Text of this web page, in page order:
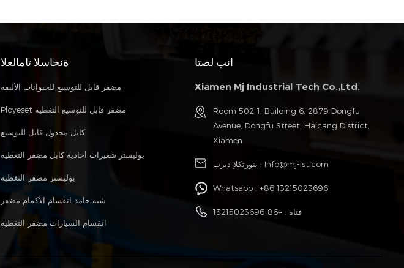
ةنخاسلا تامالعلا
مضفر قابل للتوسيع للحيوانات الأليفة
Ployeset مضفر قابل للتوسيع التغطيه
كابل مجدول قابل للتوسيع
بوليستر شعيرات أحادية كابل مضفر التغطيه
بوليستر مضفر التغطيه
شبه جامد انقسام الأكمام مضفر
انقسام السيارات مضفر التغطيه
انب لصتا
Xiamen Mj Industrial Tech Co.,Ltd.
Room 502-1, Building 6, 2879 Dongfu
Avenue, Dongfu Street, Haicang District,
Xiamen
ينورتكلإ ديرب : Info@mj-ist.com
Whatsapp :+86 13215023696
فتاه : +86-13215023696